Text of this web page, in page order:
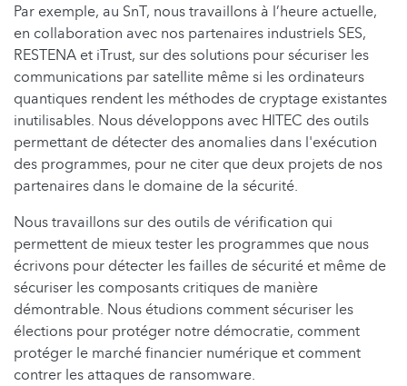
Par exemple, au SnT, nous travaillons à l’heure actuelle,
en collaboration avec nos partenaires industriels SES,
RESTENA et iTrust, sur des solutions pour sécuriser les
communications par satellite même si les ordinateurs
quantiques rendent les méthodes de cryptage existantes
inutilisables. Nous développons avec HITEC des outils
permettant de détecter des anomalies dans l'exécution
des programmes, pour ne citer que deux projets de nos
partenaires dans le domaine de la sécurité.
Nous travaillons sur des outils de vériﬁcation qui
permettent de mieux tester les programmes que nous
écrivons pour détecter les failles de sécurité et même de
sécuriser les composants critiques de manière
démontrable. Nous étudions comment sécuriser les
élections pour protéger notre démocratie, comment
protéger le marché financier numérique et comment
contrer les attaques de ransomware.